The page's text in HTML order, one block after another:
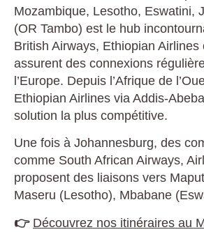
Mozambique, Lesotho, Eswatini,
(OR Tambo) est le hub
British Airways, Ethiopian Airlines
assurent des connexions
l’Europe. Depuis l’Afrique de
Ethiopian Airlines via Addis-
solution la plus compétitive.
Une fois à Johannesburg, des
comme South African Airways,
proposent des liaisons vers
Maseru (Lesotho), Mbabane
👉 Découvrez nos itinéraires au